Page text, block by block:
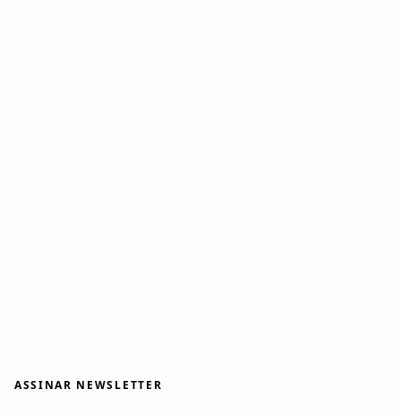
ASSINAR NEWSLETTER